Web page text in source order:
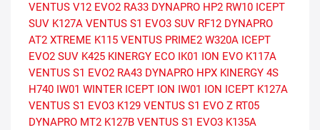
VENTUS V12 EVO2 RA33 DYNAPRO HP2 RW10 ICEPT
SUV K127A VENTUS S1 EVO3 SUV RF12 DYNAPRO
AT2 XTREME K115 VENTUS PRIME2 W320A ICEPT
EVO2 SUV K425 KINERGY ECO IK01 ION EVO K117A
VENTUS S1 EVO2 RA43 DYNAPRO HPX KINERGY 4S
H740 IW01 WINTER ICEPT ION IW01 ION ICEPT K127A
VENTUS S1 EVO3 K129 VENTUS S1 EVO Z RT05
DYNAPRO MT2 K127B VENTUS S1 EVO3 K135A